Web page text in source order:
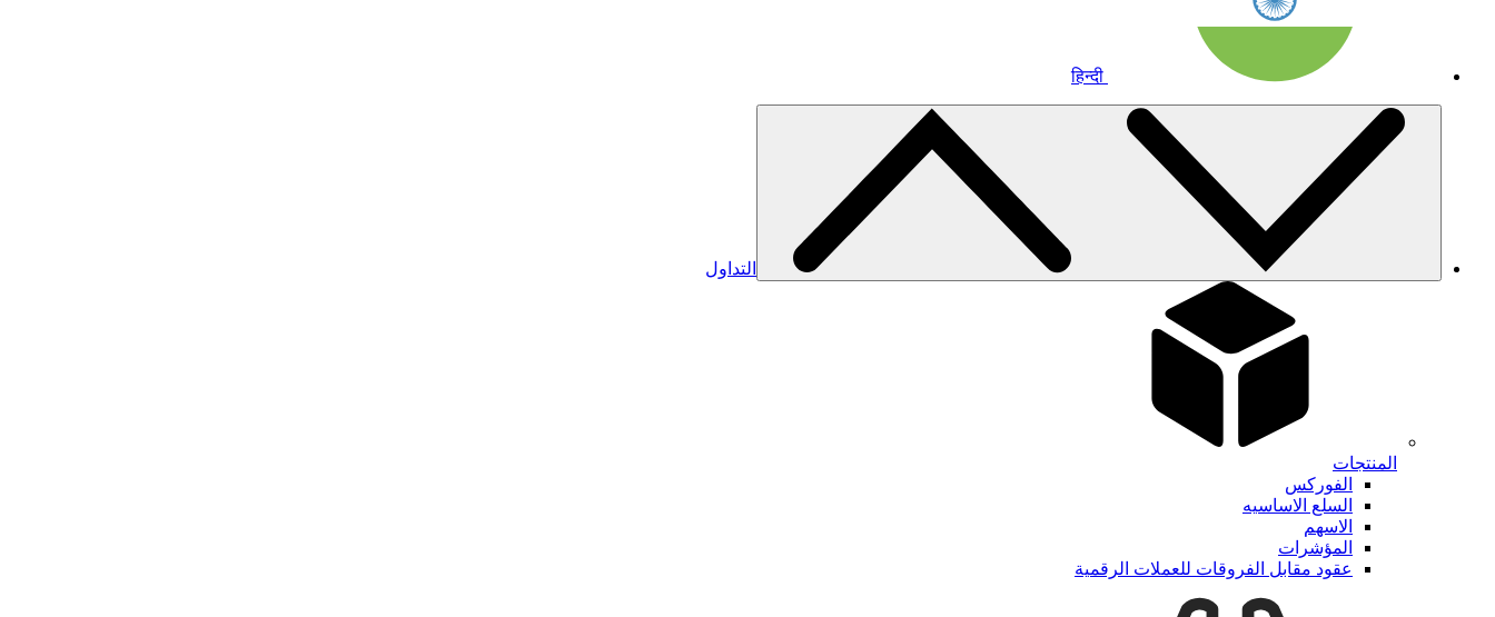
हिन्दी
التداول
المنتجات
الفوركس
السلع الاساسيه
الاسهم
المؤشرات
عقود مقابل الفروقات للعملات الرقمية